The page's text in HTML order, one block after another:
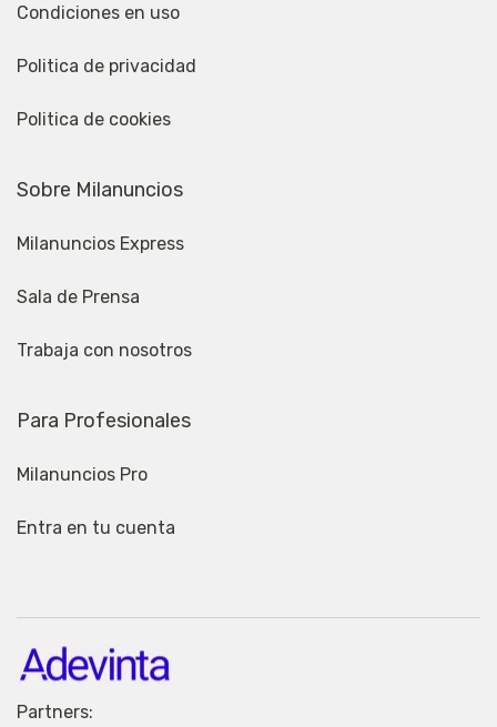
Condiciones en uso
Politica de privacidad
Politica de cookies
Sobre Milanuncios
Milanuncios Express
Sala de Prensa
Trabaja con nosotros
Para Profesionales
Milanuncios Pro
Entra en tu cuenta
Partners: